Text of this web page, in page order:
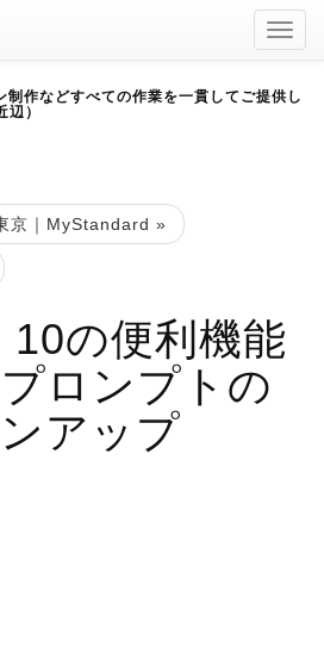
作などすべての作業を一貫してご提供し
）
京｜MyStandard »
の便利機能
ロンプトの
アップ